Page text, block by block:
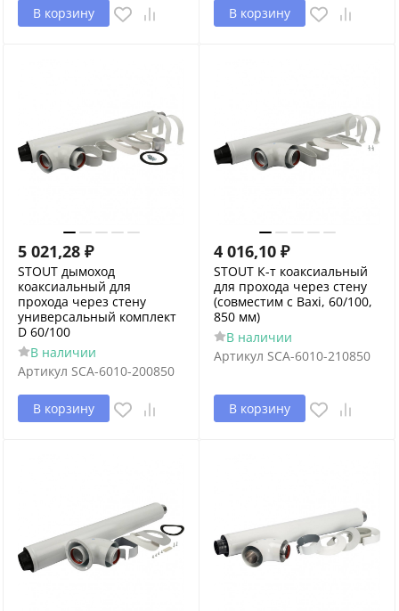
В корзину В корзину
5 021,28 ₽
STOUT дымоход
коаксиальный для
прохода через стену
универсальный комплект
D 60/100
В наличии
Артикул SCA-6010-200850
В корзину
4 016,10 ₽
STOUT К-т коаксиальный
для прохода через стену
(совместим с Baxi, 60/100,
850 мм)
В наличии
Артикул SCA-6010-210850
В корзину